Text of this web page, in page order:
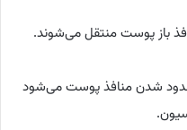
باز پوست منتقل می‌شوند.
شدن منافذ پوست می‌شود